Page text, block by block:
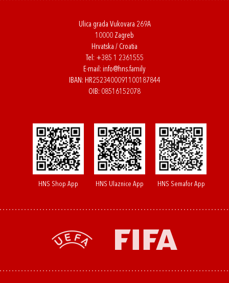
Ulica grada Vukovara 269A
10000 Zagreb
Hrvatska / Croatia
Tel: +385 1 2361555
E-mail: info@hns.family
IBAN: HR2523400091100187844
OIB: 08516152078
HNS Shop App HNS Ulaznice App HNS Semafor App